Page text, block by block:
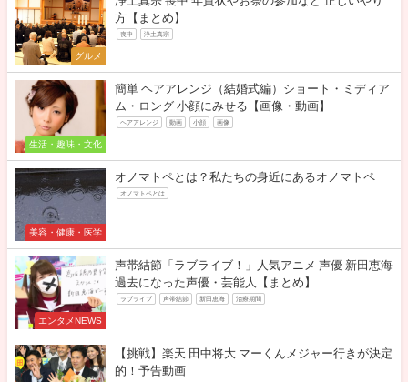
グルメ
方【まとめ】
喪中 浄土真宗
生活・趣味・文化
簡単 ヘアアレンジ（結婚式編）ショート・ミディア
ム・ロング 小顔にみせる【画像・動画】
ヘアアレンジ 動画 小顔 画像
美容・健康・医学
オノマトペとは？私たちの身近にあるオノマトペ
オノマトペとは
エンタメNEWS
声帯結節「ラブライブ！」人気アニメ 声優 新田恵海
過去になった声優・芸能人【まとめ】
ラブライブ 声帯結節 新田恵海 治療期間
【挑戦】楽天 田中将大 マーくんメジャー行きが決定
的！予告動画